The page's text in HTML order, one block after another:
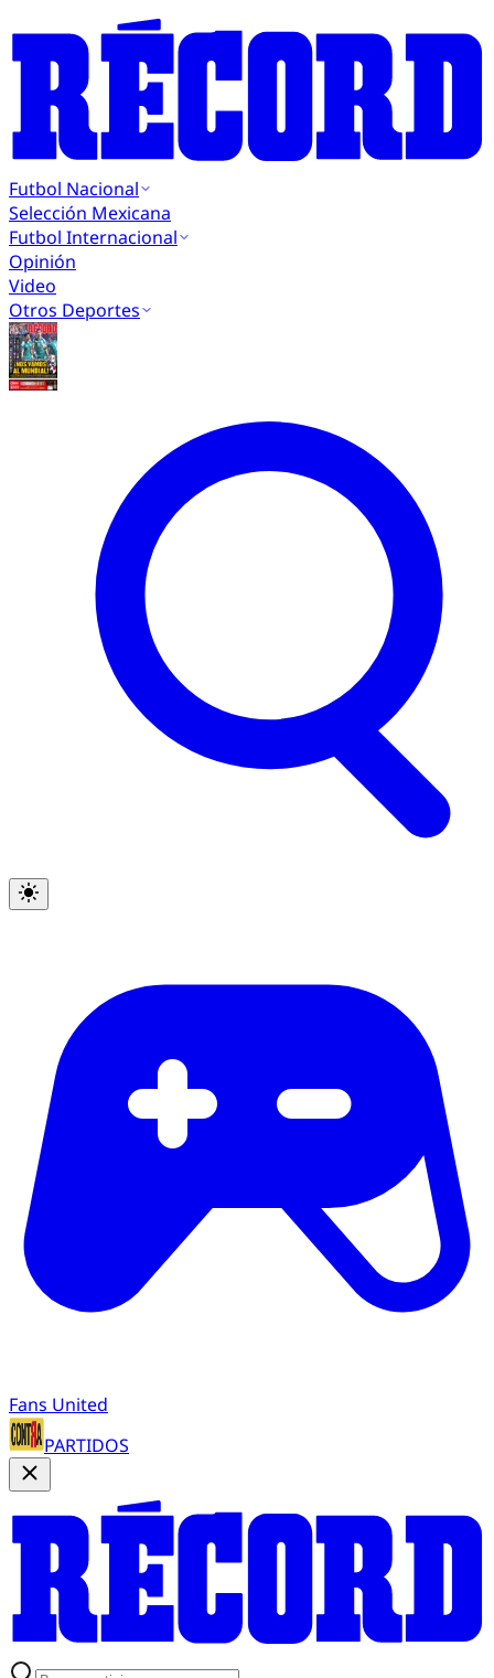
Futbol Nacional
Selección Mexicana
Futbol Internacional
Opinión
Video
Otros Deportes
Fans United
PARTIDOS